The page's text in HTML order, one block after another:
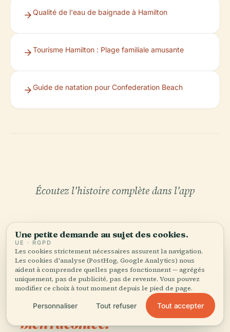
Qualité de l'eau de baignade à Hamilton
Tourisme Hamilton : Plage familiale amusante
Guide de natation pour Confederation Beach
Écoutez l'histoire complète dans l'app
VOTRE CURATEUR PERSONNEL
Parc de la Plage de la
Confédération tout entière,
bien racontée.
Une petite demande au sujet des cookies.
UE · RGPD
Les cookies strictement nécessaires assurent la navigation.
Les cookies d'analyse (PostHog, Google Analytics) nous
aident à comprendre quelles pages fonctionnent — agrégés
uniquement, pas de publicité, pas de revente. Vous pouvez
modifier ce choix à tout moment depuis le pied de page.
Personnaliser Tout refuser Tout accepter